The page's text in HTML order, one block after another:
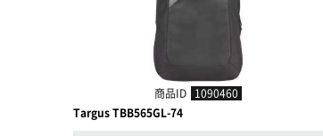
商品ID 1090460
Targus TBB565GL-74